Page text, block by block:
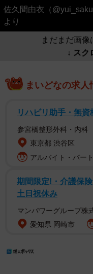
佐久間由衣（
より
まだまだ画像
↓ スク
まいどなの求人
リハビリ助手・無
参宮橋整形外科・内科
東京都 渋谷区
アルバイト・パー
期間限定!・介護保
土日祝休み
マンパワーグループ株
愛知県 岡崎市